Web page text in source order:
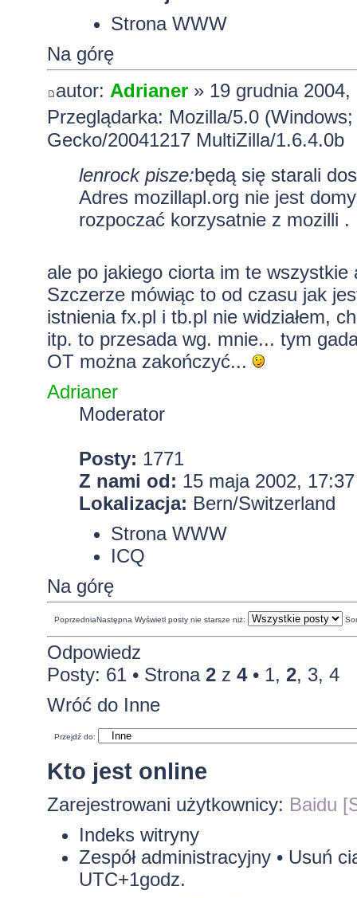
Strona WWW
Na górę
autor: Adrianer» 19 grudnia 2004,
Przeglądarka: Mozilla/5.0
Gecko/20041217 MultiZilla/1.6.4.0b
lenrock pisze:będą się starali
Adres mozillapl.org nie jest
rozpoczać korzysatnie z mozilli .
ale po jakiego ciorta im te wszystkie
Szczerze mówiąc to od czasu jak
istnienia fx.pl i tb.pl nie widziałem,
itp. to przesada wg. mnie... tym
OT można zakończyć...
Adrianer
Moderator
Posty: 1771
Z nami od: 15 maja 2002, 17:37
Lokalizacja: Bern/Switzerland
Strona WWW
ICQ
Na górę
PoprzedniaNastępna Wyświetl posty nie starsze niż:
Odpowiedz
Posty: 61 • Strona 2z 4• 1, 2, 3, 4
Wróć do Inne
Przejdź do:
Kto jest online
Zarejestrowani użytkownicy: Baidu
Indeks witryny
Zespół administracyjny• Usuń
UTC+1godz.